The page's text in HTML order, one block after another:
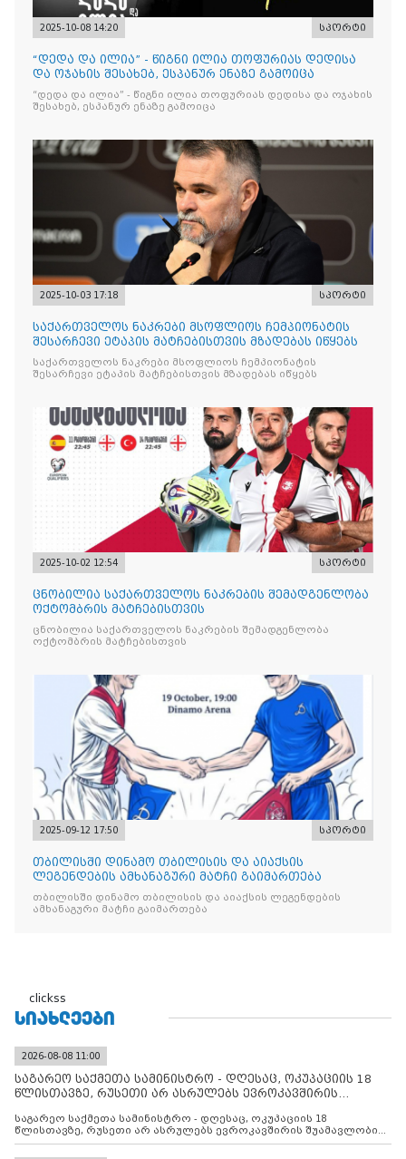
2025-10-08 14:20 სპორტი
“დედა და ილია” - წიგნი ილია თოფურიას დედისა
და ოჯახის შესახებ, ესპანურ ენაზე გამოიცა
“დედა და ილია” - წიგნი ილია თოფურიას დედისა და ოჯახის
შესახებ, ესპანურ ენაზე გამოიცა
2025-10-03 17:18 სპორტი
საქართველოს ნაკრები მსოფლიოს ჩემპიონატის
შესარჩევი ეტაპის მატჩებისთვის მზადებას იწყებს
საქართველოს ნაკრები მსოფლიოს ჩემპიონატის
შესარჩევი ეტაპის მატჩებისთვის მზადებას იწყებს
2025-10-02 12:54 სპორტი
ცნობილია საქართველოს ნაკრების შემადგენლობა
ოქტომბრის მატჩებისთვის
ცნობილია საქართველოს ნაკრების შემადგენლობა
ოქტომბრის მატჩებისთვის
2025-09-12 17:50 სპორტი
თბილისში დინამო თბილისის და აიაქსის
ლეგენდების ამხანაგური მატჩი გაიმართება
თბილისში დინამო თბილისის და აიაქსის ლეგენდების
ამხანაგური მატჩი გაიმართება
clickss
ᲡᲘᲐᲮᲚᲔᲔᲑᲘ
2026-08-08 11:00
საგარეო საქმეთა სამინისტრო - დღესაც, ოკუპაციის 18
წლისთავზე, რუსეთი არ ასრულებს ევროკავშირის
საგარეო საქმეთა სამინისტრო - დღესაც, ოკუპაციის 18
წლისთავზე, რუსეთი არ ასრულებს ევროკავშირის შუამავლობით
დადებულ 2008 წლის 12 აგვისტოს ცეცხლის შეწყვეტის